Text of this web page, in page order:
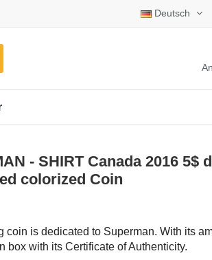
Deutsch
- SHIRT Canada 2016 5$
colorized Coin
coin is dedicated to Superman. With its
box with its Certificate of Authenticity.